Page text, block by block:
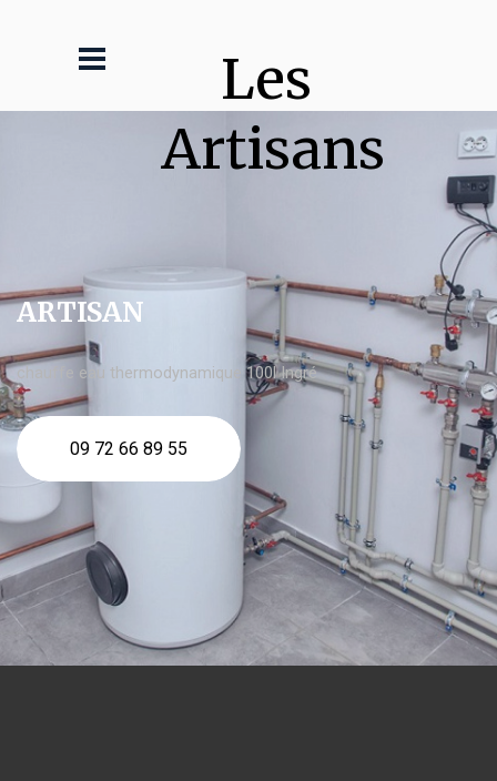
Les
Artisans
ARTISAN
chauffe eau thermodynamique 100l Ingré
09 72 66 89 55